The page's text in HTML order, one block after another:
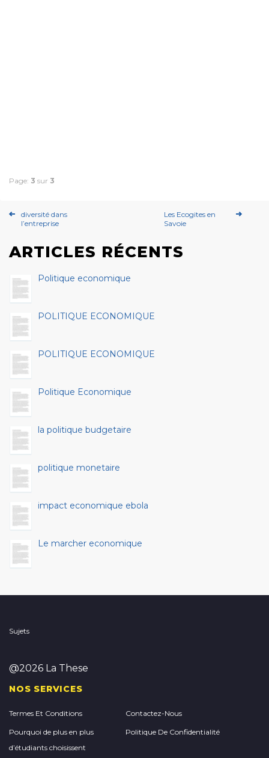
Page: 3 sur 3
diversité dans
l’entreprise
Les Ecogites en
Savoie
ARTICLES RÉCENTS
Politique economique
POLITIQUE ECONOMIQUE
POLITIQUE ECONOMIQUE
Politique Economique
la politique budgetaire
politique monetaire
impact economique ebola
Le marcher economique
Sujets
@2026 La These
NOS SERVICES
Termes Et Conditions Contactez-Nous
Pourquoi de plus en plus
d’étudiants choisissent
Politique De Confidentialité